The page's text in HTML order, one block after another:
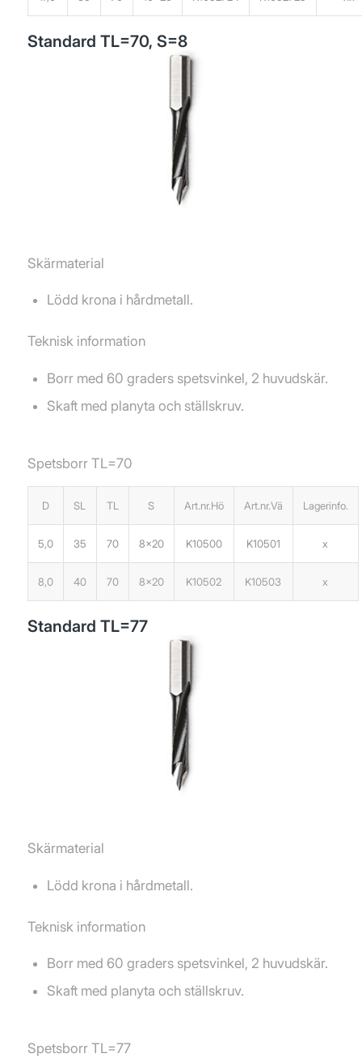
Standard TL=70, S=8
Skärmaterial
Lödd krona i hårdmetall.
Teknisk information
Borr med 60 graders spetsvinkel, 2 huvudskär.
Skaft med planyta och ställskruv.
Spetsborr TL=70
D SL TL S Art.nr.Hö Art.nr.Vä Lagerinfo.
5,0 35 70 8×20 K10500 K10501 x
8,0 40 70 8×20 K10502 K10503 x
Standard TL=77
Skärmaterial
Lödd krona i hårdmetall.
Teknisk information
Borr med 60 graders spetsvinkel, 2 huvudskär.
Skaft med planyta och ställskruv.
Spetsborr TL=77